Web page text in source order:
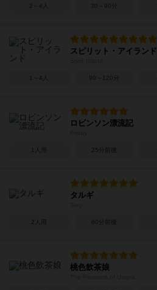
2～4人 30～90分
スピリット・アイランド
1～4人 90～120分
ロビンソン漂流記
1人用 25分前後
タルギ
2人用 60分前後
桃色飲茶娘